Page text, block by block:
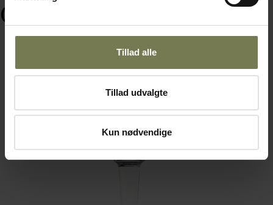
Tillad alle
Tillad udvalgte
Kun nødvendige
Ofte købt sammen med